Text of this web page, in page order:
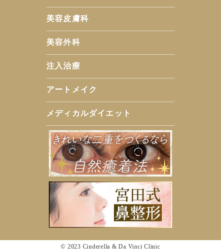
美容皮膚科
美容外科
注入治療
アートメイク
メディカルダイエット
© 2023 Cinderella & Da Vinci Clinic